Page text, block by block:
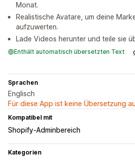
Monat.
Realistische Avatare, um deine
aufzuwerten.
Lade Videos herunter und teile sie
Enthält automatisch übersetzten Text
Sprachen
Englisch
Für diese App ist keine Übersetzung
Kompatibel mit
Shopify-Adminbereich
Kategorien